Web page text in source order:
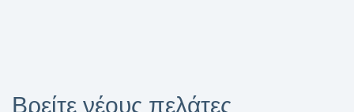
Βρείτε νέους πελάτες